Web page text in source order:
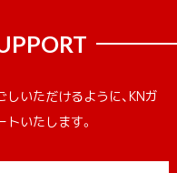
いただけるように、KNガ
いたします。